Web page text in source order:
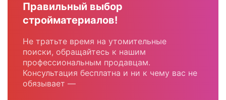
Правильный выбор
стройматериалов!
Не тратьте время на утомительные
поиски, обращайтесь к нашим
профессиональным продавцам.
Консультация бесплатна и ни к чему вас не
обязывает —